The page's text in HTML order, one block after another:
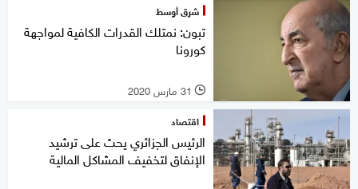
شرق أوسط
تبون: نمتلك القدرات الكافية لمواجهة
كورونا
l 31 مارس 2020
اقتصاد
الرئيس الجزائري يحث على ترشيد
الإنفاق لتخفيف المشاكل المالية